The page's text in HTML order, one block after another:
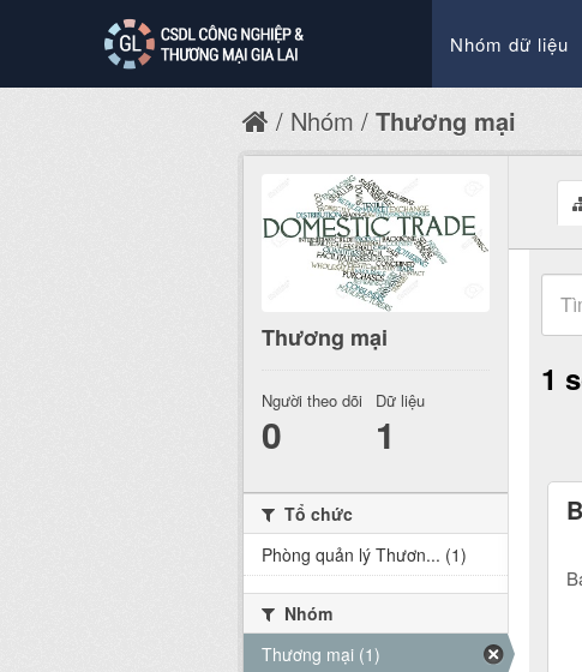
Nhóm dữ liệu
Nhóm Thương mại
1
Thương mại
Người theo dõi
0
Dữ liệu
1
Tổ chức
Phòng quản lý Thươn... (1)
Nhóm
Thương mại (1)